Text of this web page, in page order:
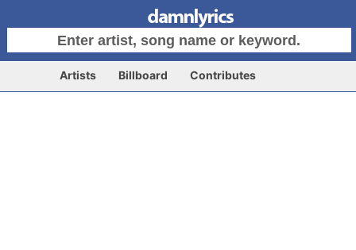
Artists Billboard Contributes